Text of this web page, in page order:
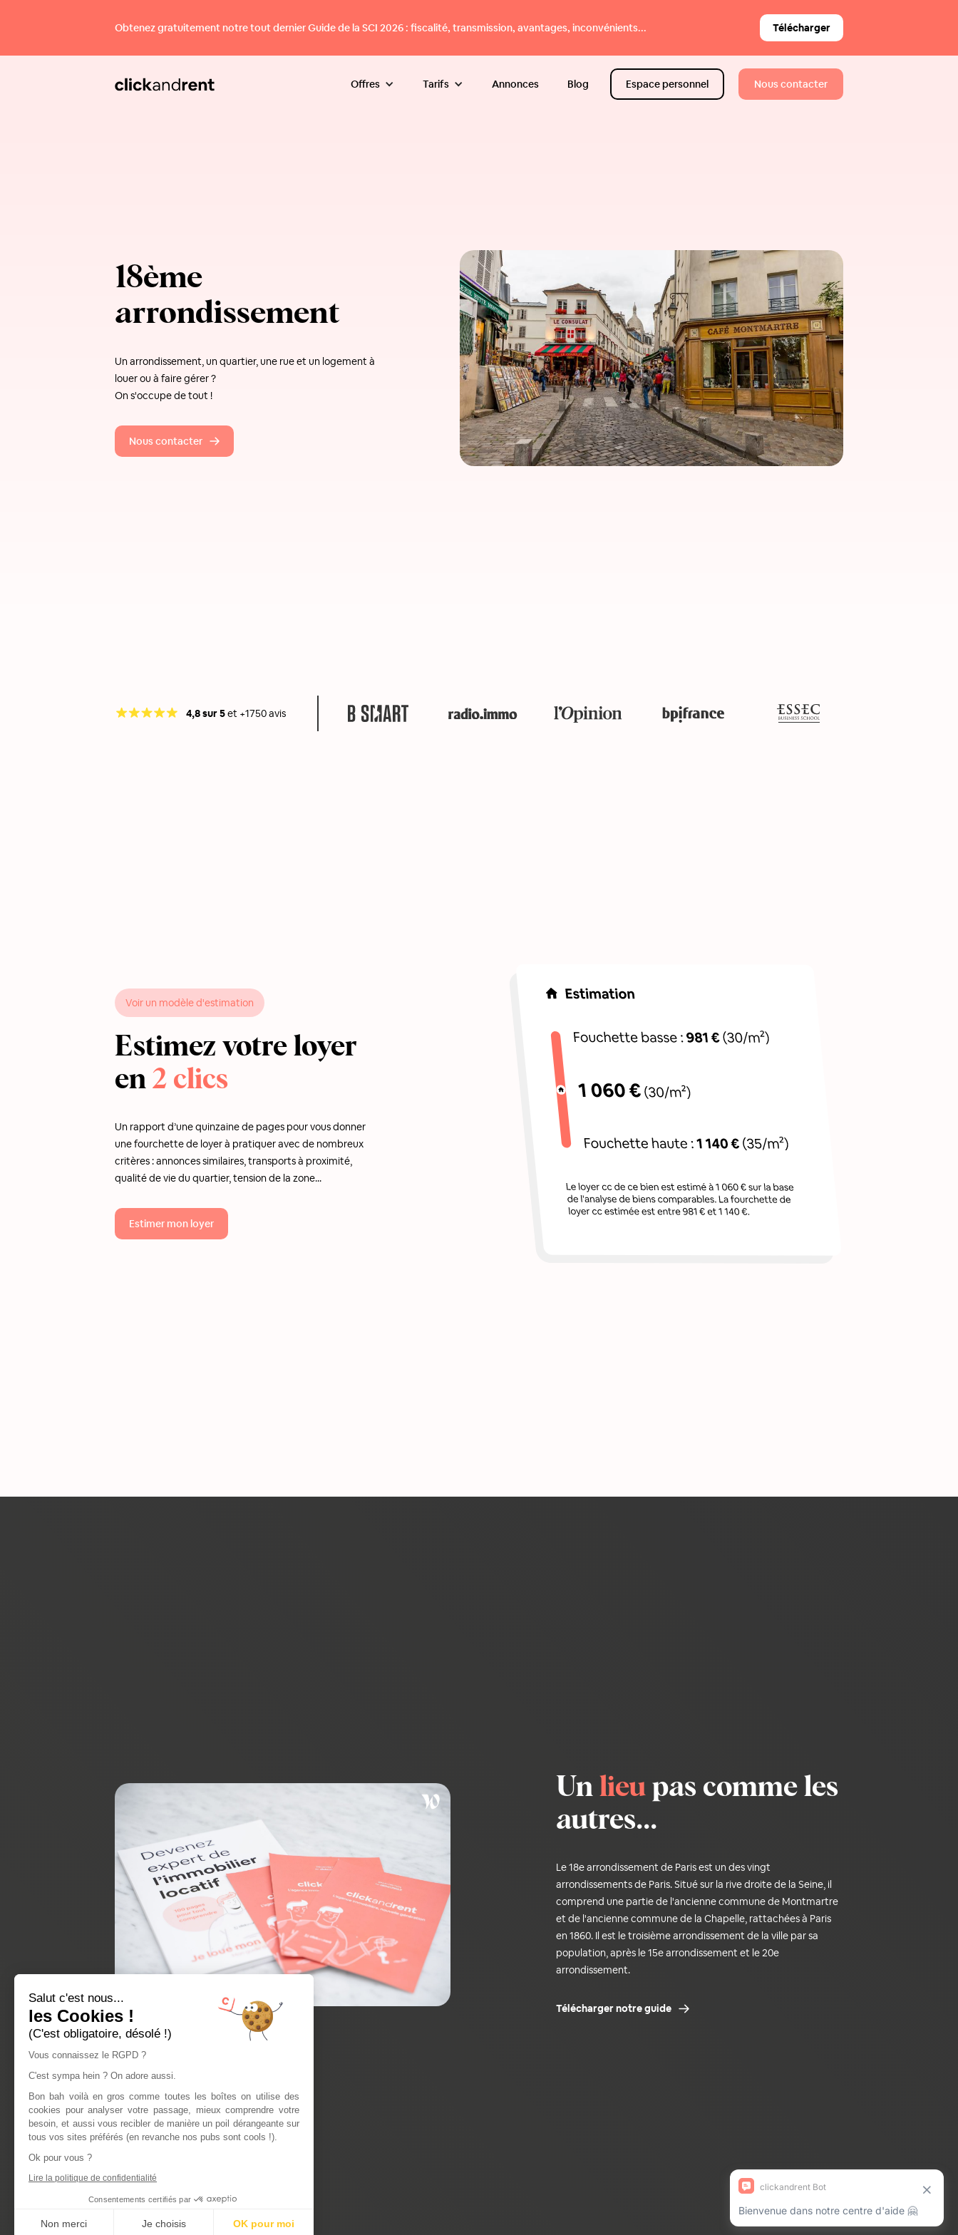
Obtenez gratuitement notre tout dernier Guide de la SCI 2026 : fiscalité, transmission, avantages, inconvénients... Télécharger
Offres Tarifs Annonces Blog Espace personnel Nous contacter
18ème
arrondissement
Un arrondissement, un quartier, une rue et un logement à
louer ou à faire gérer ?
On s'occupe de tout !
Nous contacter
4,8 sur 5et +1750 avis
Voir un modèle d'estimation
Estimez votre loyer
en2 clics
Un rapport d’une quinzaine de pages pour vous donner
une fourchette de loyer à pratiquer avec de nombreux
critères : annonces similaires, transports à proximité,
qualité de vie du quartier, tension de la zone...
Estimer mon loyer
Un lieupas comme les
autres...
Le 18e arrondissement de Paris est un des vingt
arrondissements de Paris. Situé sur la rive droite de la Seine, il
comprend une partie de l'ancienne commune de Montmartre
et de l'ancienne commune de la Chapelle, rattachées à Paris
en 1860. Il est le troisième arrondissement de la ville par sa
population, après le 15e arrondissement et le 20e
arrondissement.
Télécharger notre guide
Salut c'est nous...
les Cookies !
(C'est obligatoire, désolé !)
Vous connaissez le RGPD ?
C'est sympa hein ? On adore aussi.
Bon bah voilà en gros comme toutes les boîtes on utilise des
cookies pour analyser votre passage, mieux comprendre votre
besoin, et aussi vous recibler de manière un poil dérangeante sur
tous vos sites préférés (en revanche nos pubs sont cools !).
Ok pour vous ?
Lire la politique de confidentialité
Consentements certifiés par
Non merci Je choisis
OK pour moi